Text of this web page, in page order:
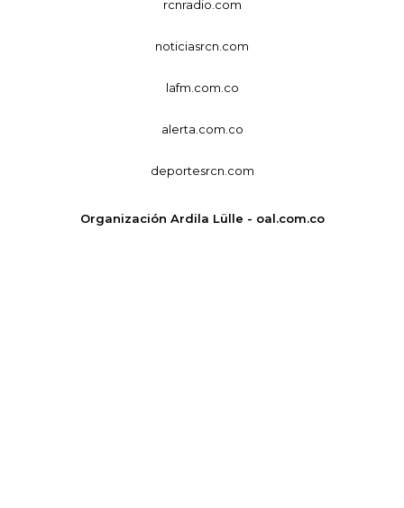
rcnradio.com
noticiasrcn.com
lafm.com.co
alerta.com.co
deportesrcn.com
Organización Ardila Lülle - oal.com.co